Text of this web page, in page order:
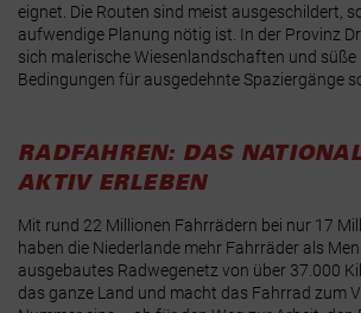
eignet. Die Routen sind meist ausgeschildert,
aufwendige Planung nötig ist. In der Provinz
sich malerische Wiesenlandschaften und süße
Bedingungen für ausgedehnte Spaziergänge
RADFAHREN: DAS
AKTIV ERLEBEN
Mit rund 22 Millionen Fahrrädern bei nur 17
haben die Niederlande mehr Fahrräder als
ausgebautes Radwegenetz von über 37.000
das ganze Land und macht das Fahrrad zum